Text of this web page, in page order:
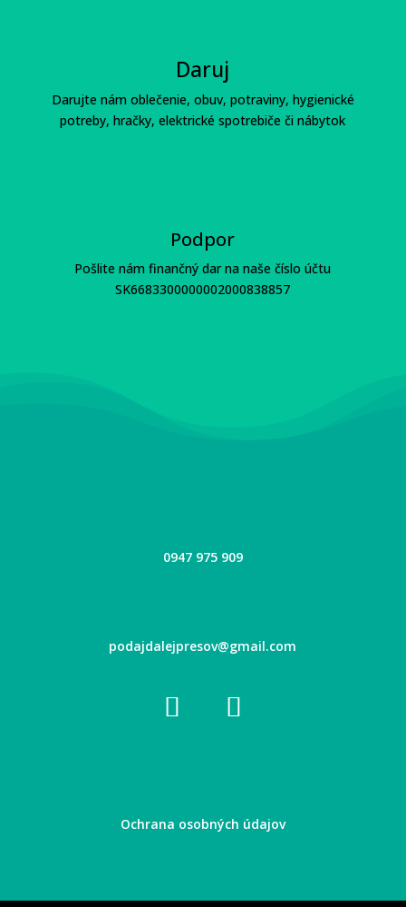
Daruj
Darujte nám oblečenie, obuv, potraviny, hygienické
potreby, hračky, elektrické spotrebiče či nábytok
Podpor
Pošlite nám finančný dar na naše číslo účtu
SK6683300000002000838857
0947 975 909
podajdalejpresov@gmail.com
Ochrana osobných údajov